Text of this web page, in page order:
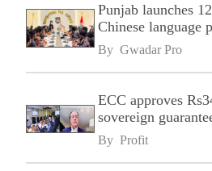
Punjab launches
Chinese language
SPU
By Gwadar Pro
ECC approves
sovereign
kilometre Sialkot-
Motorway
By Profit